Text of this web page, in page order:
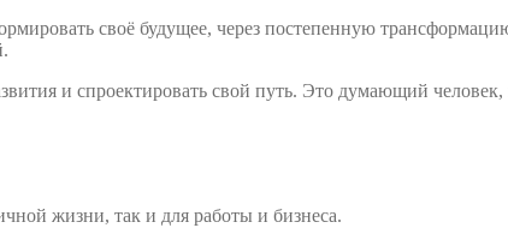
своё будущее, через постепенную
и спроектировать свой путь. Это думающий
жизни, так и для работы и бизнеса.